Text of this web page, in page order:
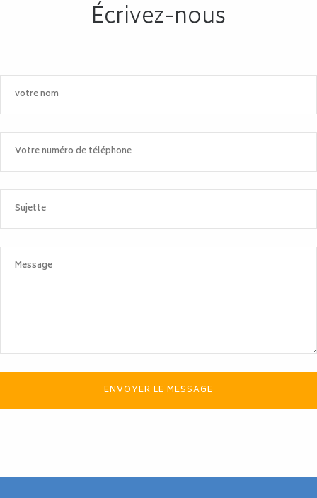
Écrivez-nous